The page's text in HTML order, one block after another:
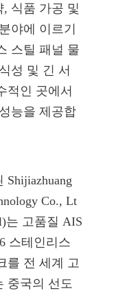
식품 가공 및
야에 이르기
스틸 패널 물
성 및 긴 서
적인 곳에서
능을 제공합
Shijiazhuang
Co., Lt
는 고품질 AIS
스테인리스
를 전 세계 고
중국의 선도